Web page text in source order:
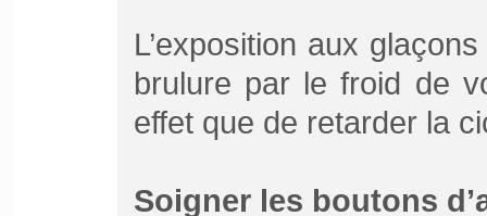
L’exposition aux
brulure par le froid de
effet que de retarder la
Soigner les boutons